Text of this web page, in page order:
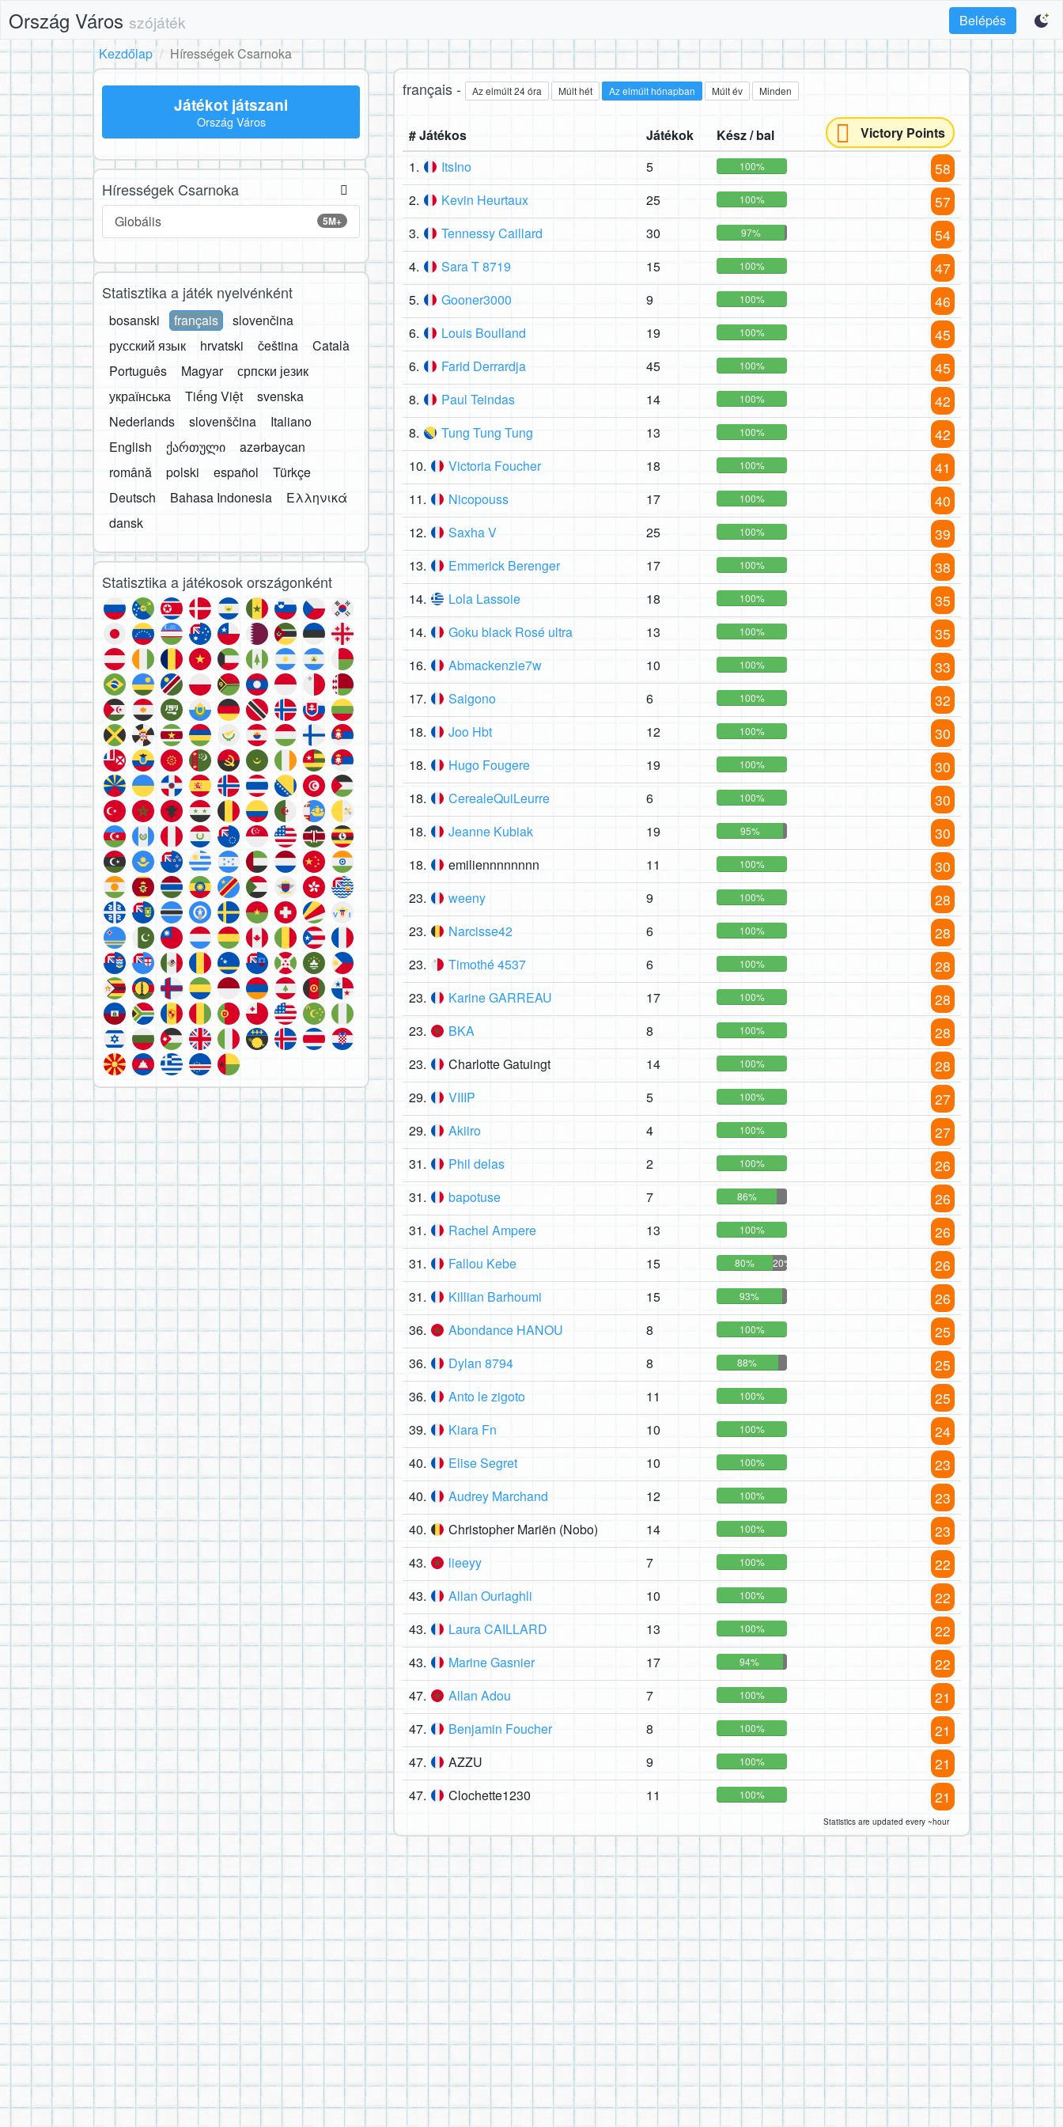
Ország Város szójáték
Belépés
Kezdőlap
Hírességek Csarnoka
français - Az elmúlt 24 óra Múlt hét Az elmúlt hónapban Múlt év Minden
# Játékos Játékok Kész / bal
Victory Points
1.
ItsIno 5 100% 58
2. Kevin Heurtaux 25 100% 57
3. Tennessy Caillard 30 97% 54
4. Sara T 8719 15 100% 47
5. Gooner3000 9 100% 46
6. Louis Boulland 19 100% 45
6. Farid Derrardja 45 100% 45
8. Paul Teindas 14 100% 42
8. Tung Tung Tung 13 100% 42
10. Victoria Foucher 18 100% 41
11. Nicopouss 17 100% 40
12. Saxha V 25 100% 39
13. Emmerick Berenger 17 100% 38
14. Lola Lassoie 18 100% 35
14. Goku black Rosé ultra 13 100% 35
16. Abmackenzie7w 10 100% 33
17. Saigono 6 100% 32
18. Joo Hbt 12 100% 30
18. Hugo Fougere 19 100% 30
18. CerealeQuiLeurre 6 100% 30
18. Jeanne Kubiak 19 95% 30
18. emiliennnnnnnn 11 100% 30
23. weeny 9 100% 28
23. Narcisse42 6 100% 28
23. Timothé 4537 6 100% 28
23. Karine GARREAU 17 100% 28
23. BKA 8 100% 28
23. Charlotte Gatuingt 14 100% 28
29. VIIIP 5 100% 27
29. Akiiro 4 100% 27
31. Phil delas 2 100% 26
31. bapotuse 7 86% 26
31. Rachel Ampere 13 100% 26
31. Fallou Kebe 15 80% 20% 26
31. Killian Barhoumi 15 93% 26
36. Abondance HANOU 8 100% 25
36. Dylan 8794 8 88% 25
36. Anto le zigoto 11 100% 25
39. Kiara Fn 10 100% 24
40. Elise Segret 10 100% 23
40. Audrey Marchand 12 100% 23
40. Christopher Mariën (Nobo) 14 100% 23
43. lieeyy 7 100% 22
43. Allan Ouriaghli 10 100% 22
43. Laura CAILLARD 13 100% 22
43. Marine Gasnier 17 94% 22
47. Allan Adou 7 100% 21
47. Benjamin Foucher 8 100% 21
47. AZZU 9 100% 21
47. Clochette1230 11 100% 21
Statistics are updated every ~hour
Játékot játszani
Ország Város
Hírességek Csarnoka
5M+
Globális
Statisztika a játék nyelvénként
bosanski français
slovenčina
русский язык
hrvatski čeština
Català
Português
Magyar
српски језик
українська
Tiếng Việt
svenska
Nederlands
slovenščina
Italiano
English
ქართული
azərbaycan
română
polski español
Türkçe
Deutsch
Bahasa Indonesia
Ελληνικά
dansk
Statisztika a játékosok országonként